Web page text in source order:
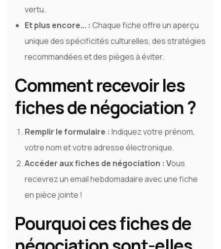
vertu.
Et plus encore... : Chaque fiche offre un aperçu
unique des spécificités culturelles, des stratégies
recommandées et des pièges à éviter.
Comment recevoir les
fiches de négociation ?
Remplir le formulaire : Indiquez votre prénom,
votre nom et votre adresse électronique.
Accéder aux fiches de négociation : Vous
recevrez un email hebdomadaire avec une fiche
en pièce jointe !
Pourquoi ces fiches de